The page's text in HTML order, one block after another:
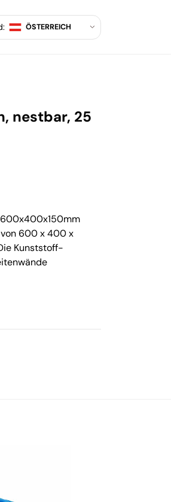
ÖSTERREICH
nestbar, 25
600 x 400 x
Kunststoff-